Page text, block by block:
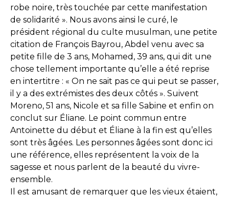
robe noire, très touchée par cette manifestation
de solidarité ». Nous avons ainsi le curé, le
président régional du culte musulman, une petite
citation de François Bayrou, Abdel venu avec sa
petite fille de 3 ans, Mohamed, 39 ans, qui dit une
chose tellement importante qu’elle a été reprise
en intertitre : « On ne sait pas ce qui peut se passer,
il y a des extrémistes des deux côtés ». Suivent
Moreno, 51 ans, Nicole et sa fille Sabine et enfin on
conclut sur Éliane. Le point commun entre
Antoinette du début et Éliane à la fin est qu’elles
sont très âgées. Les personnes âgées sont donc ici
une référence, elles représentent la voix de la
sagesse et nous parlent de la beauté du vivre-
ensemble.
Il est amusant de remarquer que les vieux étaient,